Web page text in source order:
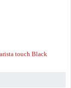
touch Black